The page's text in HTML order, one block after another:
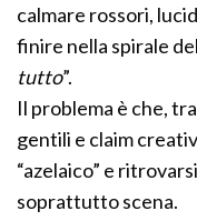
calmare rossori,
finire nella spirale
tutto”.
Il problema è che,
gentili e claim
“azelaico” e
soprattutto scena.